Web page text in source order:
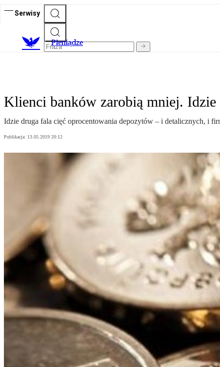
Serwisy
Pieniądze
Klienci banków zarobią mniej. Idzie
Idzie druga fala cięć oprocentowania depozytów – i detalicznych, i
Publikacja: 13.05.2019 20:12